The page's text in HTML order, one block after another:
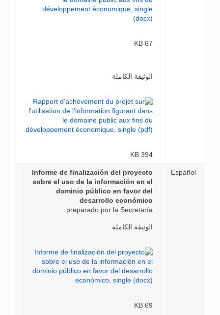
87 KB
الوثيقة الكاملة
394 KB
Español
Informe de finalización del proyecto
sobre el uso de la información en el
dominio público en favor del
desarrollo económico
preparado por la Secretaría
الوثيقة الكاملة
69 KB